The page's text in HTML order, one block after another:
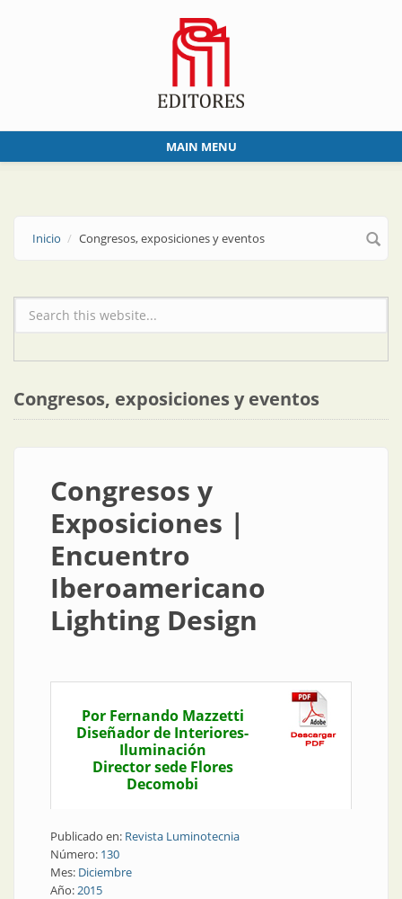
MAIN MENU
Inicio Congresos, exposiciones y eventos
Formulario de búsqueda
Congresos, exposiciones y eventos
Congresos y
Exposiciones |
Encuentro
Iberoamericano
Lighting Design
Por Fernando Mazzetti
Diseñador de Interiores-
Iluminación
Director sede Flores
Decomobi
Publicado en: Revista Luminotecnia
Número: 130
Mes: Diciembre
Año:2015